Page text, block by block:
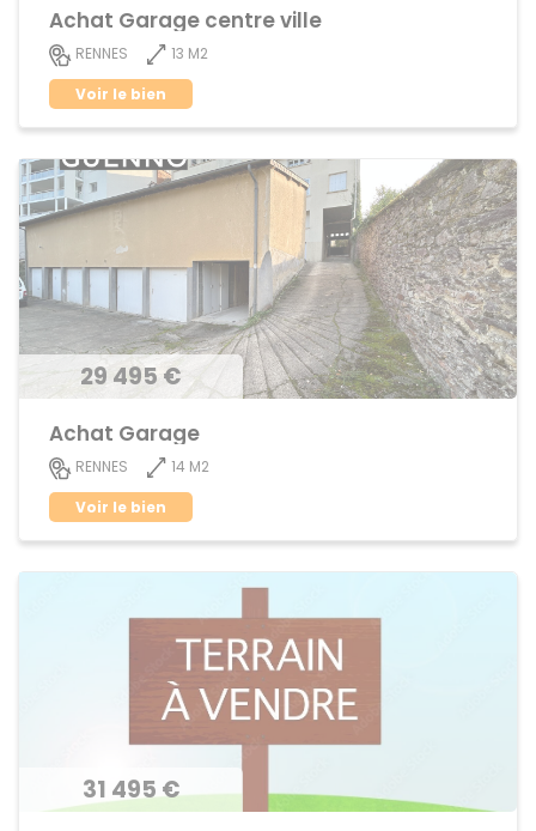
Achat Garage centre ville
RENNES
13 M2
Voir le bien
29 495 €
Achat Garage
RENNES
14 M2
Voir le bien
31 495 €